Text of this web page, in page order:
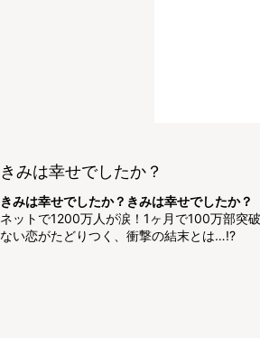
きみは幸せでしたか？
きみは幸せでしたか？きみは幸せでしたか？
ネットで1200万人が涙！1ヶ月で100万部突
ない恋がたどりつく、衝撃の結末とは…!?